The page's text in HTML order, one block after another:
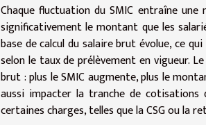
Chaque fluctuation du SMIC entraîne
significativement le montant que les
base de calcul du salaire brut évolue, ce
selon le taux de prélèvement en vigueur.
brut : plus le SMIC augmente, plus le
aussi impacter la tranche de cotisations
certaines charges, telles que la CSG ou la